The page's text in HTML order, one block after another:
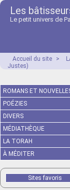
Les
Le petit univers de
Accueil du site >
Justes)
ROMANS ET
POÉZIES
DIVERS
MÉDIATHÈQUE
LA TORAH
À MÉDITER
Sites favoris